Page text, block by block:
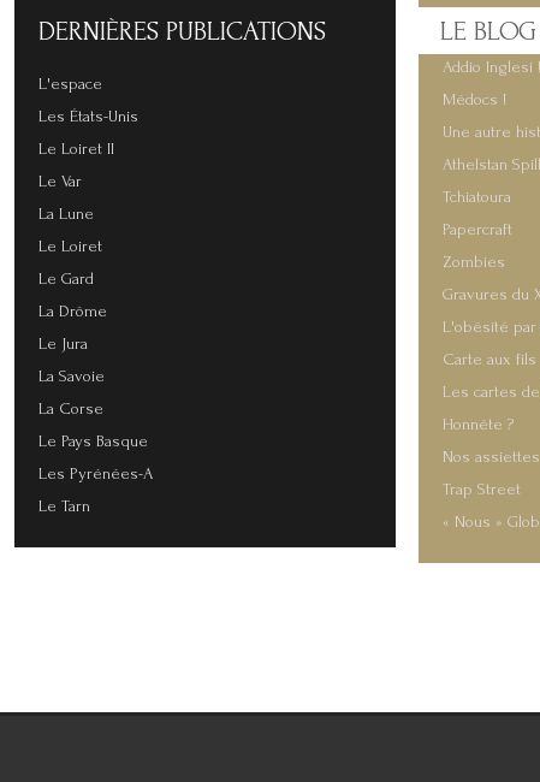
DERNIÈRES PUBLICATIONS
L'espace
Les États-Unis
Le Loiret II
Le Var
La Lune
Le Loiret
Le Gard
La Drôme
Le Jura
La Savoie
La Corse
Le Pays Basque
Les Pyrénées-A
Le Tarn
LE
Addio Inglesi !
Médocs !
Une autre
Athelstan
Tchiatoura
Papercraft
Zombies
Gravures du
L'obésité par
Carte aux fils
Les cartes
Honnête ?
Nos assiettes
Trap Street
« Nous »